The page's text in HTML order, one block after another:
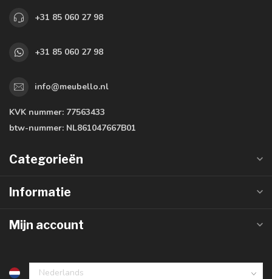
+31 85 060 27 98
+31 85 060 27 98
info@meubello.nl
KVK nummer: 77563433
btw-nummer: NL861047667B01
Categorieën
Informatie
Mijn account